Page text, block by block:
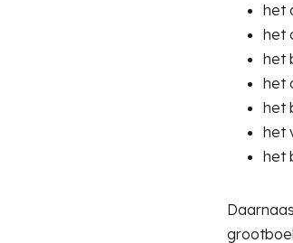
het
het
het
het
het
het
het